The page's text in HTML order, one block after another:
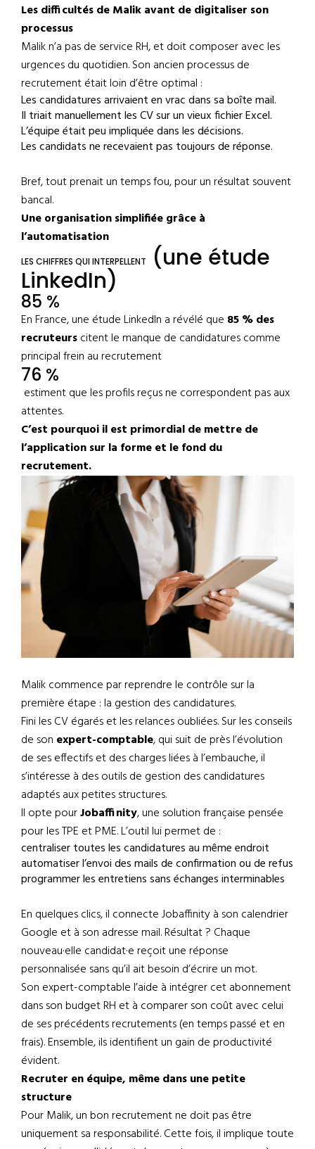
Les difficultés de Malik avant de digitaliser son
processus
Malik n’a pas de service RH, et doit composer avec les
urgences du quotidien. Son ancien processus de
recrutement était loin d’être optimal :
Les candidatures arrivaient en vrac dans sa boîte mail.
Il triait manuellement les CV sur un vieux fichier Excel.
L’équipe était peu impliquée dans les décisions.
Les candidats ne recevaient pas toujours de réponse.
Bref, tout prenait un temps fou, pour un résultat souvent
bancal.
Une organisation simplifiée grâce à
l’automatisation
LES CHIFFRES QUI INTERPELLENT (une étude
LinkedIn)
85 %
En France, une étude LinkedIn a révélé que 85 % des
recruteurscitent le manque de candidatures comme
principal frein au recrutement
76 %
estiment que les profils reçus ne correspondent pas aux
attentes.
C’est pourquoi il est primordial de mettre de
l’application sur la forme et le fond du
recrutement.
Malik commence par reprendre le contrôle sur la
première étape : la gestion des candidatures.
Fini les CV égarés et les relances oubliées. Sur les conseils
de son expert-comptable, qui suit de près l’évolution
de ses effectifs et des charges liées à l’embauche, il
s’intéresse à des outils de gestion des candidatures
adaptés aux petites structures.
Il opte pourJobaffinity, une solution française pensée
pour les TPE et PME. L’outil lui permet de :
centraliser toutes les candidatures au même endroit
automatiser l’envoi des mails de confirmation ou de refus
programmer les entretiens sans échanges interminables
En quelques clics, il connecte Jobaffinity à son calendrier
Google et à son adresse mail. Résultat ? Chaque
nouveau·elle candidat·e reçoit une réponse
personnalisée sans qu’il ait besoin d’écrire un mot.
Son expert-comptable l’aide à intégrer cet abonnement
dans son budget RH et à comparer son coût avec celui
de ses précédents recrutements (en temps passé et en
frais). Ensemble, ils identifient un gain de productivité
évident.
Recruter en équipe, même dans une petite
structure
Pour Malik, un bon recrutement ne doit pas être
uniquement sa responsabilité. Cette fois, il implique toute